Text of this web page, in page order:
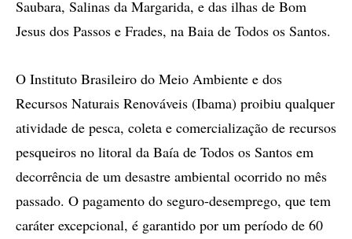
Saubara, Salinas da Margarida, e das ilhas de Bom
Jesus dos Passos e Frades, na Baia de Todos os Santos.
O Instituto Brasileiro do Meio Ambiente e dos
Recursos Naturais Renováveis (Ibama) proibiu qualquer
atividade de pesca, coleta e comercialização de recursos
pesqueiros no litoral da Baía de Todos os Santos em
decorrência de um desastre ambiental ocorrido no mês
passado. O pagamento do seguro-desemprego, que tem
caráter excepcional, é garantido por um período de 60